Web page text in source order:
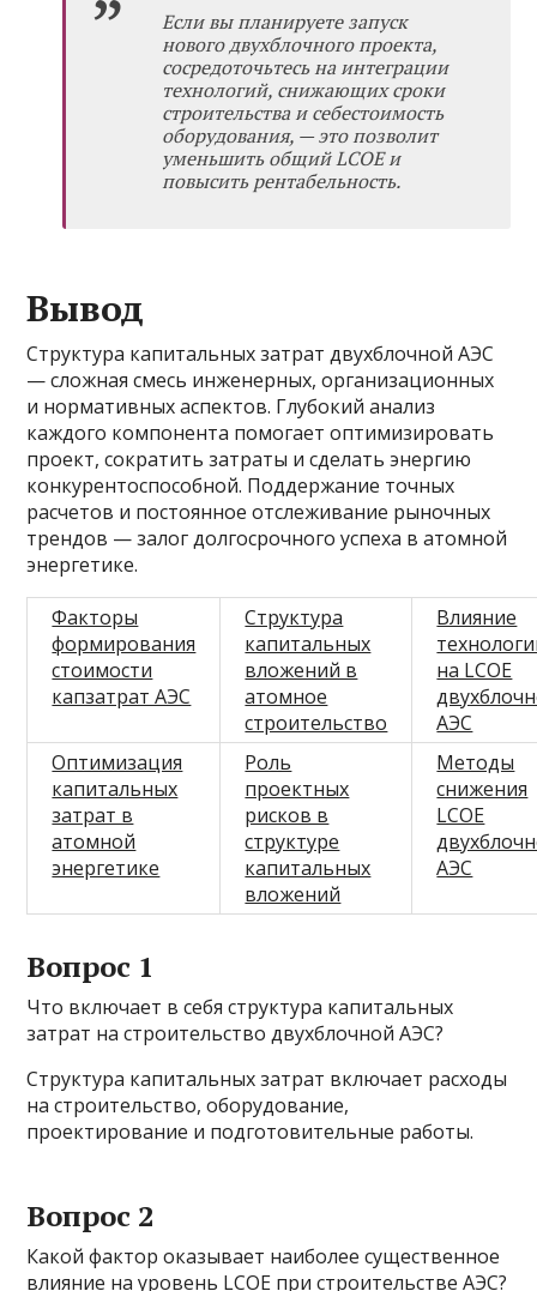
Если вы планируете запуск
нового двухблочного проекта,
сосредоточьтесь на интеграции
технологий, снижающих сроки
строительства и себестоимость
оборудования, — это позволит
уменьшить общий LCOE и
повысить рентабельность.
Вывод
Структура капитальных затрат двухблочной АЭС
— сложная смесь инженерных, организационных
и нормативных аспектов. Глубокий анализ
каждого компонента помогает оптимизировать
проект, сократить затраты и сделать энергию
конкурентоспособной. Поддержание точных
расчетов и постоянное отслеживание рыночных
трендов — залог долгосрочного успеха в атомной
энергетике.
Факторы
формирования
стоимости
капзатрат АЭС
Структура
капитальных
вложений в
атомное
строительство
Влияние
на LCOE
АЭС
Оптимизация
капитальных
затрат в
атомной
энергетике
Роль
проектных
рисков в
структуре
капитальных
вложений
Методы
снижения
LCOE
АЭС
Вопрос 1
Что включает в себя структура капитальных
затрат на строительство двухблочной АЭС?
Структура капитальных затрат включает расходы
на строительство, оборудование,
проектирование и подготовительные работы.
Вопрос 2
Какой фактор оказывает наиболее существенное
влияние на уровень LCOE при строительстве АЭС?